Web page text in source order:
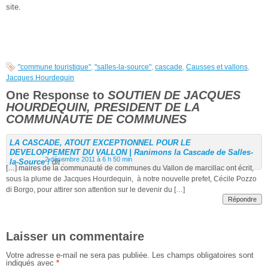
site.
"commune touristique", "salles-la-source", cascade, Causses et vallons,
Jacques Hourdequin
One Response to SOUTIEN DE JACQUES
HOURDEQUIN, PRESIDENT DE LA
COMMUNAUTE DE COMMUNES
LA CASCADE, ATOUT EXCEPTIONNEL POUR LE
DEVELOPPEMENT DU VALLON | Ranimons la Cascade de Salles-
la-Source ! dit :
2 décembre 2011 à 6 h 50 min
[…] maires de la communauté de communes du Vallon de marcillac ont écrit,
sous la plume de Jacques Hourdequin, à notre nouvelle prefet, Cécile Pozzo
di Borgo, pour attirer son attention sur le devenir du […]
Répondre
Laisser un commentaire
Votre adresse e-mail ne sera pas publiée.
Les champs obligatoires sont
indiqués avec *